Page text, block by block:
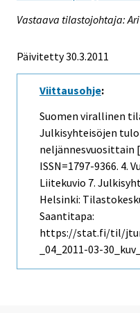
Vastaava tilastojohtaja:
Päivitetty 30.3.2011
Viittausohje:
Suomen virallinen
Julkisyhteisöjen
neljännesvuosittain
ISSN=1797-9366. 4.
Liitekuvio 7.
Helsinki:
Saantitapa:
https://stat.fi/til/
_04_2011-03-